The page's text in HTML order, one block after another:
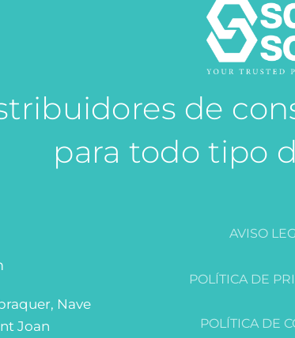
de
para todo tipo
Nave
Joan
AVISO
POLÍTICA DE
POLÍTICA DE